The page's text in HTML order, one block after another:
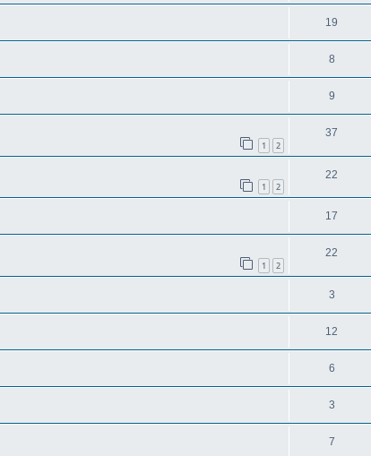
19
8
9
1 2
37
1 2
22
17
1 2
22
3
12
6
3
7